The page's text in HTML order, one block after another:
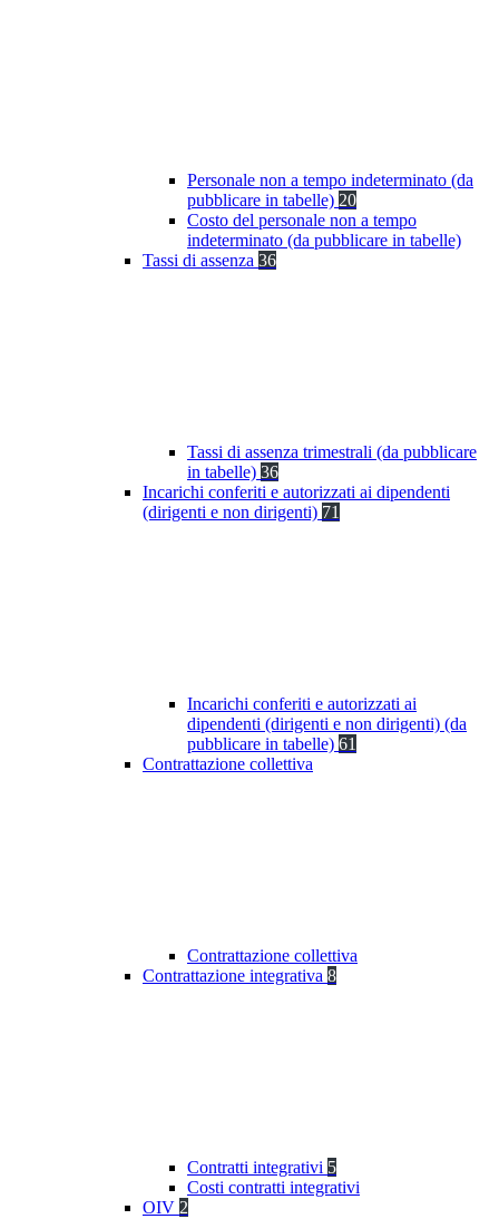
Personale non a tempo indeterminato (da
pubblicare in tabelle) 20
Costo del personale non a tempo
indeterminato (da pubblicare in tabelle)
Tassi di assenza 36
Tassi di assenza trimestrali (da pubblicare
in tabelle) 36
Incarichi conferiti e autorizzati ai dipendenti
(dirigenti e non dirigenti) 71
Incarichi conferiti e autorizzati ai
dipendenti (dirigenti e non dirigenti) (da
pubblicare in tabelle) 61
Contrattazione collettiva
Contrattazione collettiva
Contrattazione integrativa 8
Contratti integrativi 5
Costi contratti integrativi
OIV 2